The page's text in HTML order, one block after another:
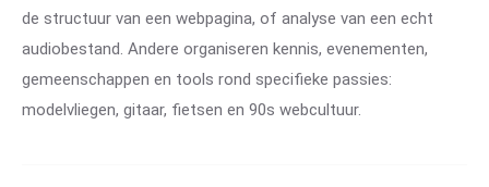
de structuur van een webpagina, of analyse van een echt
audiobestand. Andere organiseren kennis, evenementen,
gemeenschappen en tools rond specifieke passies:
modelvliegen, gitaar, fietsen en 90s webcultuur.